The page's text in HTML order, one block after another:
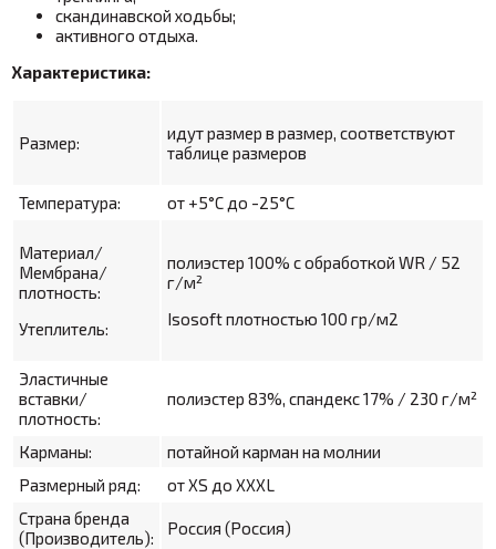
скандинавской ходьбы;
активного отдыха.
Характеристика:
Размер:
идут размер в размер, соответствуют
таблице размеров
Температура: от +5°С до -25°С
Материал/
Мембрана/
плотность:
Утеплитель:
полиэстер 100% с обработкой WR / 52
г/м²
Isosoft плотностью 100 гр/м2
Эластичные
вставки/
плотность:
полиэстер 83%, спандекс 17% / 230 г/м²
Карманы:
потайной карман на молнии
Размерный ряд:
от XS до XXXL
Страна бренда
(Производитель):
Россия (Россия)